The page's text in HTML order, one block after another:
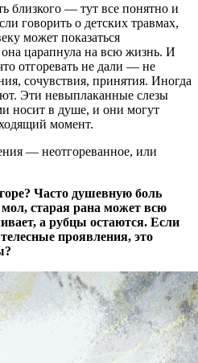
близкого — тут все понятно и
говорить о детских травмах,
может показаться
она царапнула на всю жизнь. И
отгоревать не дали — не
сочувствия, принятия. Иногда
Эти невыплаканные слезы
носит в душе, и они могут
момент.
— неотгореванное, или
Часто душевную боль
старая рана может всю
а рубцы остаются. Если
проявления, это